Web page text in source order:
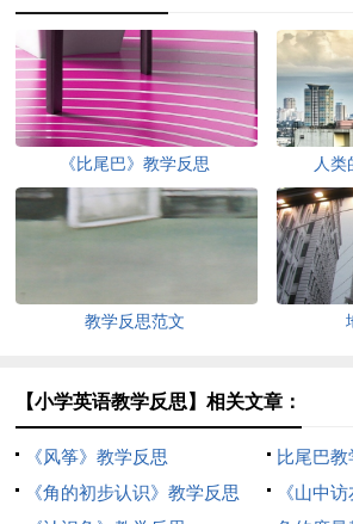
《比尾巴》教学反思 人类
教学反思范文
【小学英语教学反思】相关文章：
《风筝》教学反思
比尾巴教
《角的初步认识》教学反思
《山中